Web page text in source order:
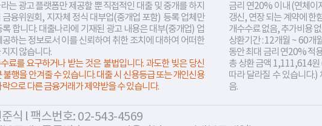
는 광고 플랫폼만 제공할 뿐 직접적인 대출 및 중개를 하지
금융위원회, 지자체 정식 대부업(중개업 포함) 등록 업체만
록 합니다. 대출나라에 기재된 광고 내용은 대부(중개업) 업
공하는 정보로서 이를 신뢰하여 취한 조치에 대하여 어떠한
지지 않습니다.
료를 요구하거나 받는 것은 불법입니다. 과도한 빚은 당신
불행을 안겨줄 수 있습니다. 대출 시 신용등급 또는 개인신용
으로 다른 금융거래가 제약받을 수 있습니다.
금리 연20% 이내 (연체이
갱신, 연장 되는 계약에 한
개수수료 없음, 추가비용
상환기간 : 12개월 ~ 60개
동안 최대 금리 연20% 적
총 상환 금액 1,111,614원
따라 달라질 수 있습니다
음.
식 l 팩스번호: 02-543-4569